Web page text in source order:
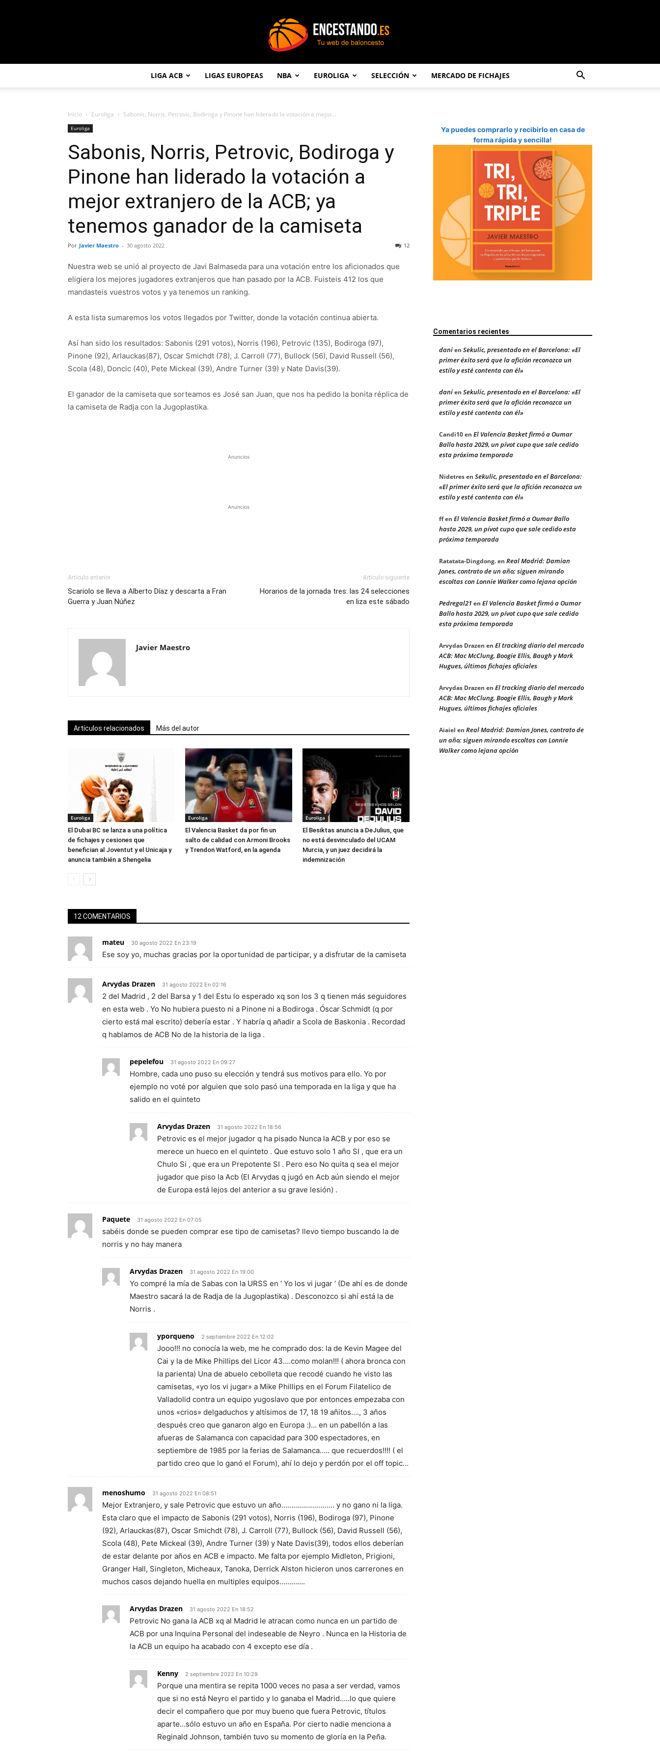
LIGA ACB LIGAS EUROPEAS NBA EUROLIGA SELECCIÓN MERCADO DE FICHAJES
Inicio Euroliga Sabonis, Norris, Petrovic, Bodiroga y Pinone han liderado la votación a mejor...
Euroliga
Sabonis, Norris, Petrovic, Bodiroga y
Pinone han liderado la votación a
mejor extranjero de la ACB; ya
tenemos ganador de la camiseta
Por Javier Maestro - 30 agosto 2022 12
Nuestra web se unió al proyecto de Javi Balmaseda para una votación entre los aficionados que
eligiera los mejores jugadores extranjeros que han pasado por la ACB. Fuisteis 412 los que
mandasteis vuestros votos y ya tenemos un ranking.
A esta lista sumaremos los votos llegados por Twitter, donde la votación continua abierta.
Así han sido los resultados: Sabonis (291 votos), Norris (196), Petrovic (135), Bodiroga (97),
Pinone (92), Arlauckas(87), Oscar Smichdt (78), J. Carroll (77), Bullock (56), David Russell (56),
Scola (48), Doncic (40), Pete Mickeal (39), Andre Turner (39) y Nate Davis(39).
El ganador de la camiseta que sorteamos es José san Juan, que nos ha pedido la bonita réplica de
la camiseta de Radja con la Jugoplastika.
Anuncios
Anuncios
Artículo anterior
Scariolo se lleva a Alberto Díaz y descarta a Fran
Guerra y Juan Núñez
Artículo siguiente
Horarios de la jornada tres: las 24 selecciones
en liza este sábado
Javier Maestro
Artículos relacionados Más del autor
Euroliga
El Dubai BC se lanza a una política
de fichajes y cesiones que
benefician al Joventut y el Unicaja y
anuncia también a Shengelia
Euroliga
El Valencia Basket da por fin un
salto de calidad con Armoni Brooks
y Trendon Watford, en la agenda
Euroliga
El Besiktas anuncia a DeJulius, que
no está desvinculado del UCAM
Murcia, y un juez decidirá la
indemnización
12 COMENTARIOS
mateu 30 agosto 2022 En 23:19
Ese soy yo, muchas gracias por la oportunidad de participar, y a disfrutar de la camiseta
Arvydas Drazen 31 agosto 2022 En 02:16
2 del Madrid , 2 del Barsa y 1 del Estu lo esperado xq son los 3 q tienen más seguidores
en esta web . Yo No hubiera puesto ni a Pinone ni a Bodiroga . Óscar Schmidt (q por
cierto está mal escrito) debería estar . Y habría q añadir a Scola de Baskonia . Recordad
q hablamos de ACB No de la historia de la liga .
pepelefou 31 agosto 2022 En 09:27
Hombre, cada uno puso su elección y tendrá sus motivos para ello. Yo por
ejemplo no voté por alguien que solo pasó una temporada en la liga y que ha
salido en el quinteto
Arvydas Drazen 31 agosto 2022 En 18:56
Petrovic es el mejor jugador q ha pisado Nunca la ACB y por eso se
merece un hueco en el quinteto . Que estuvo solo 1 año SI , que era un
Chulo Si , que era un Prepotente SI . Pero eso No quita q sea el mejor
jugador que piso la Acb (El Arvydas q jugó en Acb aún siendo el mejor
de Europa está lejos del anterior a su grave lesión) .
Paquete 31 agosto 2022 En 07:05
sabéis donde se pueden comprar ese tipo de camisetas? llevo tiempo buscando la de
norris y no hay manera
Arvydas Drazen 31 agosto 2022 En 19:00
Yo compré la mía de Sabas con la URSS en ‘ Yo los vi jugar ‘ (De ahí es de donde
Maestro sacará la de Radja de la Jugoplastika) . Desconozco si ahí está la de
Norris .
yporqueno 2 septiembre 2022 En 12:02
Jooo!!! no conocía la web, me he comprado dos: la de Kevin Magee del
Cai y la de Mike Phillips del Licor 43….como molan!!! ( ahora bronca con
la parienta) Una de abuelo cebolleta que recodé cuando he visto las
camisetas, «yo los vi jugar» a Mike Phillips en el Forum Filatelico de
Valladolid contra un equipo yugoslavo que por entonces empezaba con
unos «crios» delgaduchos y altísimos de 17, 18 19 añitos…., 3 años
después creo que ganaron algo en Europa :)… en un pabellón a las
afueras de Salamanca con capacidad para 300 espectadores, en
septiembre de 1985 por la ferias de Salamanca….. que recuerdos!!!! ( el
partido creo que lo ganó el Forum), ahí lo dejo y perdón por el off topic…
menoshumo 31 agosto 2022 En 08:51
Mejor Extranjero, y sale Petrovic que estuvo un año……………………… y no gano ni la liga.
Esta claro que el impacto de Sabonis (291 votos), Norris (196), Bodiroga (97), Pinone
(92), Arlauckas(87), Oscar Smichdt (78), J. Carroll (77), Bullock (56), David Russell (56),
Scola (48), Pete Mickeal (39), Andre Turner (39) y Nate Davis(39), todos ellos deberían
de estar delante por años en ACB e impacto. Me falta por ejemplo Midleton, Prigioni,
Granger Hall, Singleton, Micheaux, Tanoka, Derrick Alston hicieron unos carrerones en
muchos casos dejando huella en multiples equipos………….
Arvydas Drazen 31 agosto 2022 En 18:52
Petrovic No gana la ACB xq al Madrid le atracan como nunca en un partido de
ACB por una Inquina Personal del indeseable de Neyro . Nunca en la Historia de
la ACB un equipo ha acabado con 4 excepto ese día .
Kenny 2 septiembre 2022 En 10:29
Porque una mentira se repita 1000 veces no pasa a ser verdad, vamos
que si no está Neyro el partido y lo ganaba el Madrid…..lo que quiere
decir el compañero que por muy bueno que fuera Petrovic, títulos
aparte…sólo estuvo un año en España. Por cierto nadie menciona a
Reginald Johnson, también tuvo su momento de gloría en la Peña.
Ya puedes comprarlo y recibirlo en casa de
forma rápida y sencilla!
Comentarios recientes
danien Sekulic, presentado en el Barcelona: «El
primer éxito será que la afición reconozca un
estilo y esté contenta con él»
danien Sekulic, presentado en el Barcelona: «El
primer éxito será que la afición reconozca un
estilo y esté contenta con él»
Candi10en El Valencia Basket firmó a Oumar
Ballo hasta 2029, un pívot cupo que sale cedido
esta próxima temporada
Nidetresen Sekulic, presentado en el Barcelona:
«El primer éxito será que la afición reconozca un
estilo y esté contenta con él»
ffen El Valencia Basket firmó a Oumar Ballo
hasta 2029, un pívot cupo que sale cedido esta
próxima temporada
Ratatata-Dingdong.en Real Madrid: Damian
Jones, contrato de un año; siguen mirando
escoltas con Lonnie Walker como lejana opción
Pedregal21 en El Valencia Basket firmó a Oumar
Ballo hasta 2029, un pívot cupo que sale cedido
esta próxima temporada
Arvydas Drazen en El tracking diario del mercado
ACB: Mac McClung, Boogie Ellis, Baugh y Mark
Hugues, últimos fichajes oficiales
Arvydas Drazen en El tracking diario del mercado
ACB: Mac McClung, Boogie Ellis, Baugh y Mark
Hugues, últimos fichajes oficiales
Aiaiel en Real Madrid: Damian Jones, contrato de
un año; siguen mirando escoltas con Lonnie
Walker como lejana opción